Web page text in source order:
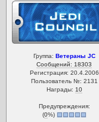
Группа: Ветераны JC
Сообщений: 18303
Регистрация: 20.4.2006
Пользователь №: 2131
Награды: 10
Предупреждения:
(0%)